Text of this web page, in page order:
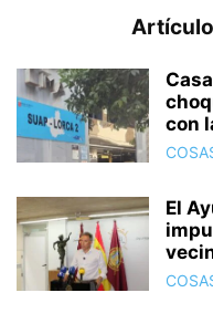
con
El